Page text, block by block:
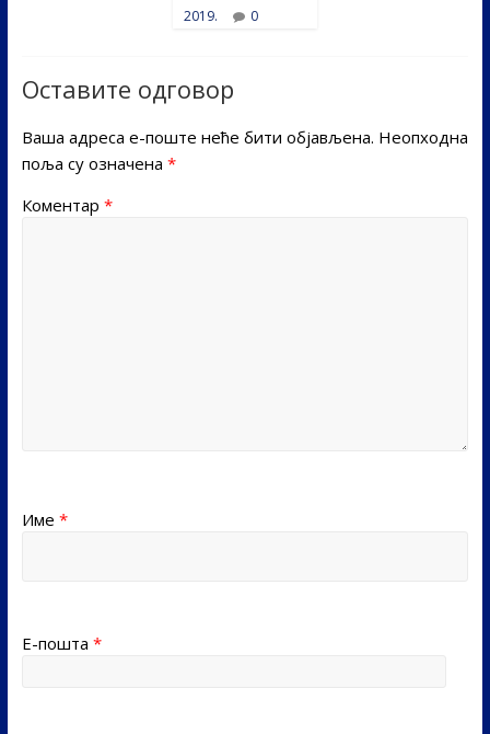
2019.
0
Оставите одговор
Ваша адреса е-поште неће бити објављена. Неопходна
поља су означена *
Коментар *
Име *
Е-пошта *